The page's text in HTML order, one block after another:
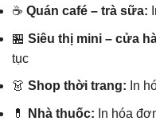
☕ Quán café – trà sữa:
🏪 Siêu thị mini – cửa
tục
👗 Shop thời trang: In
💊 Nhà thuốc: In hóa